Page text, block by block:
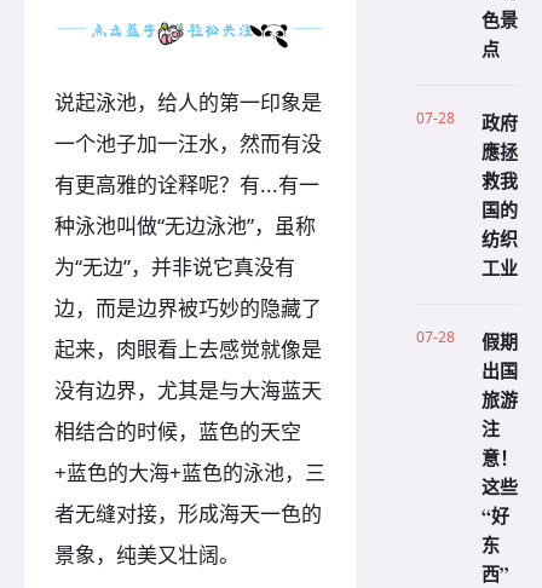
说起泳池，给人的第一印象是
一个池子加一汪水，然而有没
有更高雅的诠释呢？有...有一
种泳池叫做“无边泳池”，虽称
为“无边”，并非说它真没有
边，而是边界被巧妙的隐藏了
起来，肉眼看上去感觉就像是
没有边界，尤其是与大海蓝天
相结合的时候，蓝色的天空
+蓝色的大海+蓝色的泳池，三
者无缝对接，形成海天一色的
景象，纯美又壮阔。
色景
点
07-28
政府
應拯
救我
国的
纺织
工业
07-28
假期
出国
旅游
注
意！
这些
“好
东
西”